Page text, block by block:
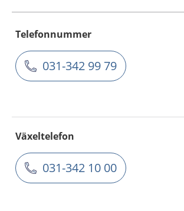
Telefonnummer
031-342 99 79
Växeltelefon
031-342 10 00